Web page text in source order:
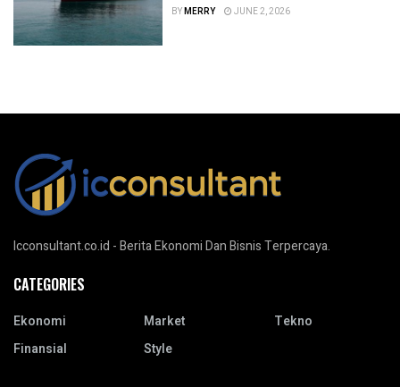
BYMERRY JUNE 2, 2026
Icconsultant.co.id - Berita Ekonomi Dan Bisnis Terpercaya.
CATEGORIES
Ekonomi
Finansial
Market
Style
Tekno